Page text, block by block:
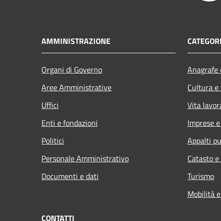
AMMINISTRAZIONE
Organi di Governo
Aree Amministrative
Uffici
Enti e fondazioni
Politici
Personale Amministrativo
Documenti e dati
Cultura
Vita
Imprese
Appalti
Catasto
Turismo
Mobilità
CONTATTI